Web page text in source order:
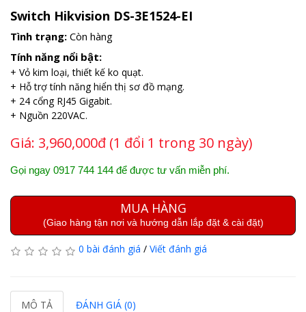
Switch Hikvision DS-3E1524-EI
Tình trạng: Còn hàng
Tính năng nổi bật:
+ Vỏ kim loại, thiết kế ko quạt.
+ Hỗ trợ tính năng hiển thị sơ đồ mạng.
+ 24 cổng RJ45 Gigabit.
+ Nguồn 220VAC.
Giá: 3,960,000đ (1 đổi 1 trong 30 ngày)
Gọi ngay 0917 744 144 để được tư vấn miễn phí.
MUA HÀNG
(Giao hàng tận nơi và hướng dẫn lắp đặt & cài đặt)
0 bài đánh giá / Viết đánh giá
MÔ TẢ ĐÁNH GIÁ (0)